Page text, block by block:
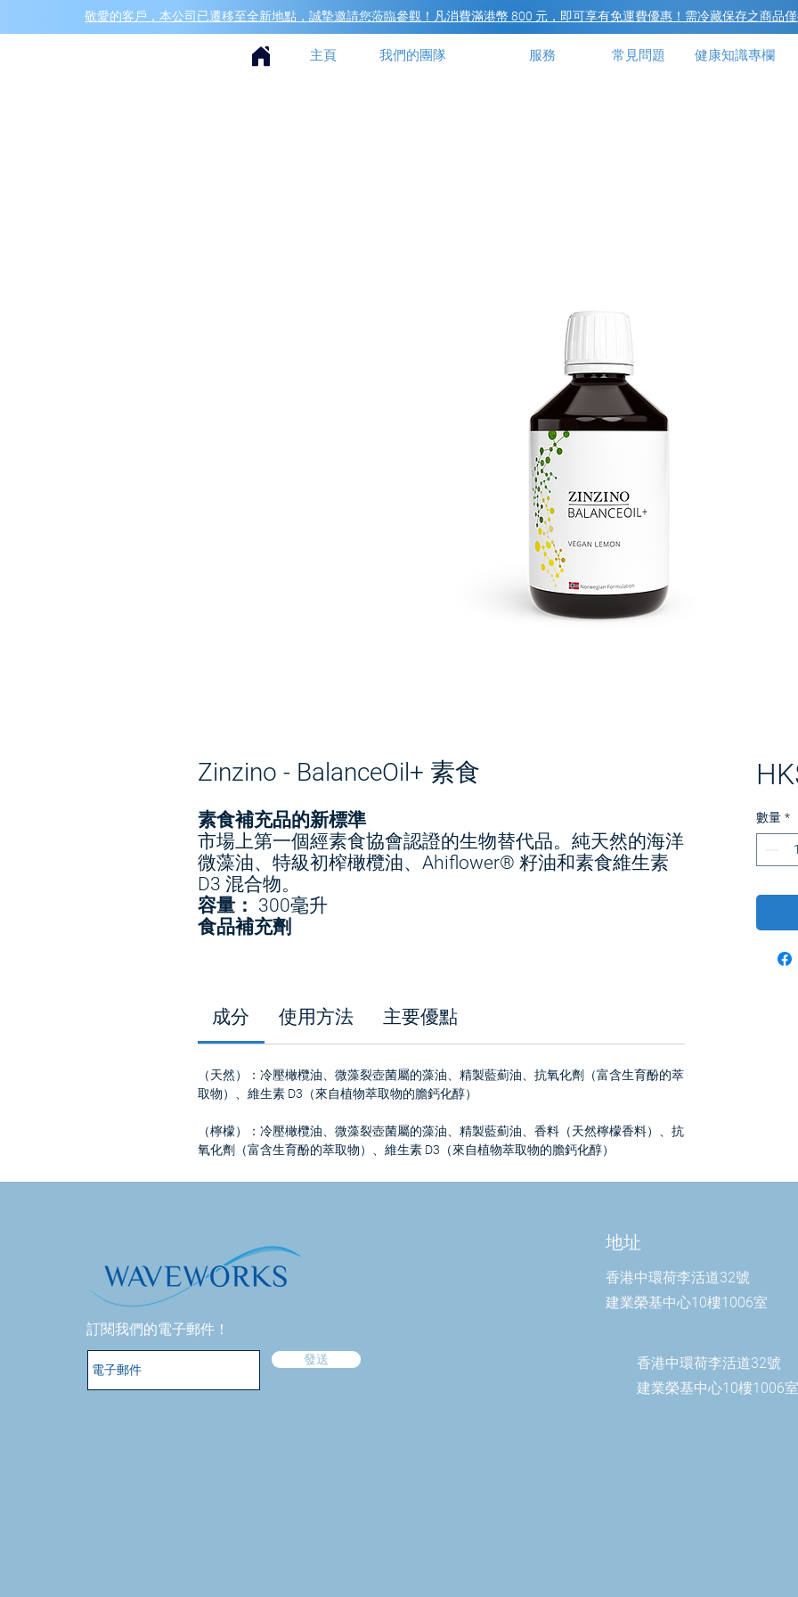
敬愛的客戶，本公司已遷移至全新地點，誠摯邀請您蒞臨參觀！凡消費滿港幣 800 元，即可享有免運費優惠！需冷藏保存之商品
主頁 我們的團隊 服務 常見問題 健康知識專欄
Zinzino - BalanceOil+ 素食
素食補充品的新標準
市場上第一個經素食協會認證的生物替代品。純天然的海洋
微藻油、特級初榨橄欖油、Ahiflower® 籽油和素食維生素
D3 混合物。
容量： 300毫升
食品補充劑
成分 使用方法 主要優點
（天然）：冷壓橄欖油、微藻裂壺菌屬的藻油、精製藍薊油、抗氧化劑（富含生育酚的萃
取物）、維生素 D3（來自植物萃取物的膽鈣化醇）
（檸檬）：冷壓橄欖油、微藻裂壺菌屬的藻油、精製藍薊油、香料（天然檸檬香料）、抗
氧化劑（富含生育酚的萃取物）、維生素 D3（來自植物萃取物的膽鈣化醇）
數量 *
訂閱我們的電子郵件！
發送
地址
香港中環荷李活道32號
建業榮基中心10樓1006室
香港中環荷李活道32號
建業榮基中心10樓1006室